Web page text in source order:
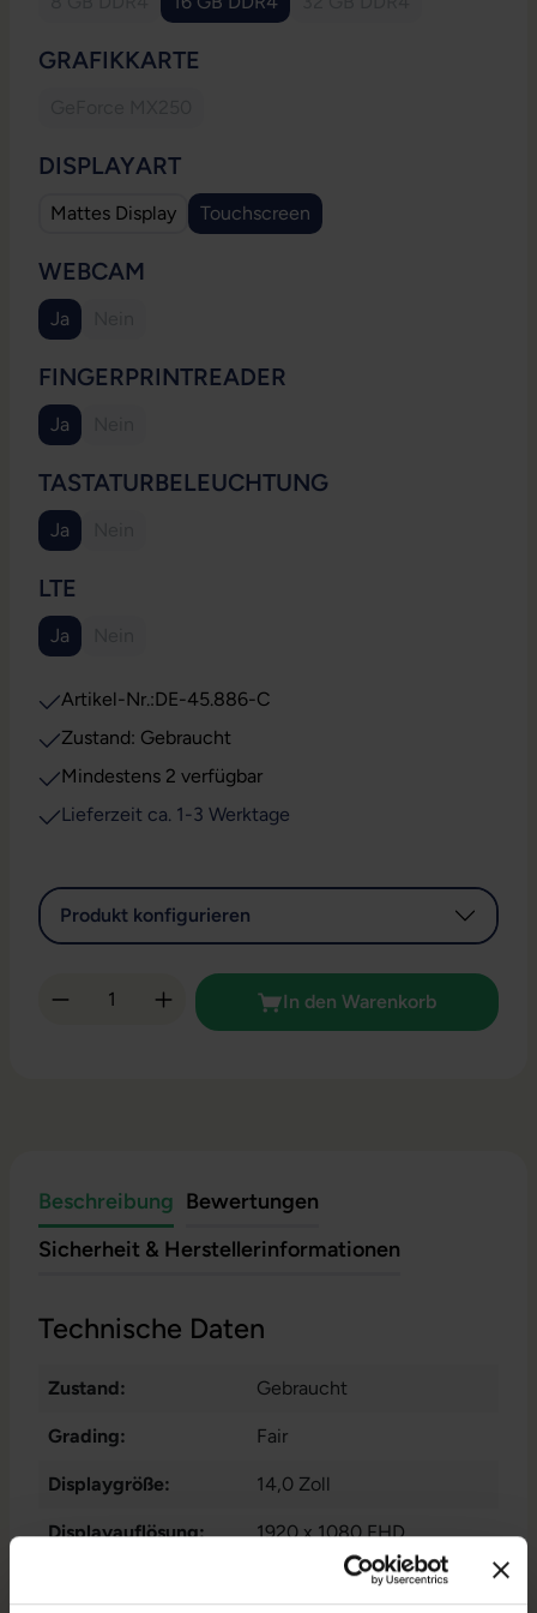
(Diese Option ist zurzeit nicht verfügbar.)
GRAFIKKARTE
DISPLAYARTAUSWÄHLEN
Mattes Display Touchscreen
WEBCAM
Ja
FINGERPRINTREADER
Ja
TASTATURBELEUCHTUNG
Ja
LTE
Ja
Artikel-Nr.:DE-45.886-C
Zustand: Gebraucht
Mindestens 2 verfügbar
Lieferzeit ca. 1-3 Werktage
Produkt konfigurieren
Produkt Anzahl: Gib den gewünschten
In den Warenkorb
Beschreibung Bewertungen
Sicherheit & Herstellerinformationen
Technische Daten
Zustand: Gebraucht
Grading: Fair
Displaygröße: 14,0 Zoll
Displayauflösung: 1920 x 1080 FHD
Touchscreen